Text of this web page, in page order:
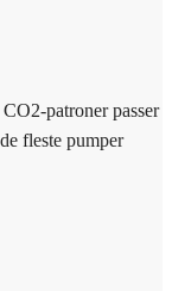
patroner passer
fleste pumper